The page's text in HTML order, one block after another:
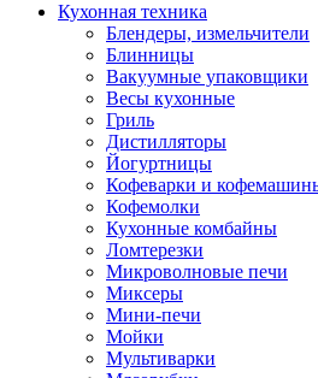
Сушильные
Морозильные
Плиты
Встраиваемая
Варочные
Духовые
Кухонная техника
Блендеры, измельчители
Блинницы
Вакуумные упаковщики
Весы кухонные
Гриль
Дистилляторы
Йогуртницы
Кофеварки и
Кофемолки
Кухонные комбайны
Ломтерезки
Микроволновые печи
Миксеры
Мини-печи
Мойки
Мультиварки